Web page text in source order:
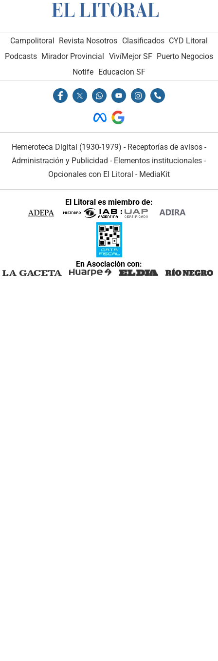
Campolitoral Revista Nosotros Clasificados CYD Litoral
Podcasts Mirador Provincial VivíMejor SF Puerto Negocios
Notife Educacion SF
Hemeroteca Digital (1930-1979) - Receptorías de avisos -
Administración y Publicidad - Elementos institucionales -
Opcionales con El Litoral - MediaKit
El Litoral es miembro de:
En Asociación con: